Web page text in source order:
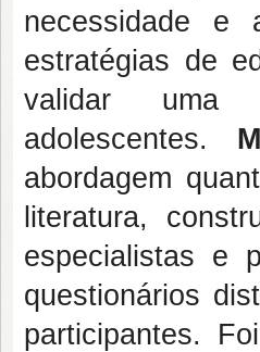
necessidade e
estratégias de
validar uma
adolescentes.
abordagem
literatura,
especialistas e
questionários
participantes.